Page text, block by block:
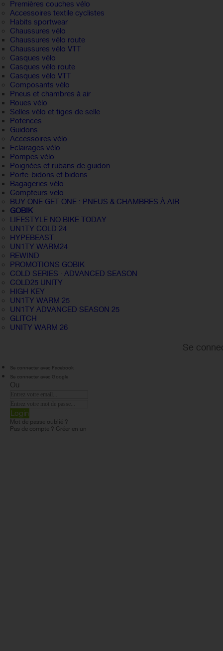
Premières couches vélo
Accessoires textile cyclistes
Habits sportwear
Chaussures vélo
Chaussures vélo route
Chaussures vélo VTT
Casques vélo
Casques vélo route
Casques vélo VTT
Composants vélo
Pneus et chambres à air
Roues vélo
Selles vélo et tiges de selle
Potences
Guidons
Accessoires vélo
Eclairages vélo
Pompes vélo
Poignées et rubans de guidon
Porte-bidons et bidons
Bagageries vélo
Compteurs velo
BUY ONE GET ONE : PNEUS & CHAMBRES À AIR
GOBIK
LIFESTYLE NO BIKE TODAY
UN1TY COLD 24
HYPEBEAST
UN1TY WARM24
REWIND
PROMOTIONS GOBIK
COLD SERIES · ADVANCED SEASON
COLD25 UNITY
HIGH KEY
UN1TY WARM 25
UN1TY ADVANCED SEASON 25
GLITCH
UNITY WARM 26
Se
Se connecter avec Facebook
Se connecter avec Google
Ou
Login
Mot de passe oublié ?
Pas de compte ? Créer en un